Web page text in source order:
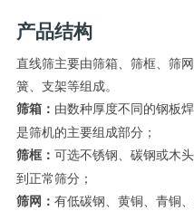
产品结构
直线筛主要由筛箱、筛框、筛
簧、支架等组成。
筛箱： 由数种厚度不同的钢板
是筛机的主要组成部分；
筛框： 可选不锈钢、碳钢或木
到正常筛分；
筛网： 有低碳钢、黄铜、青铜